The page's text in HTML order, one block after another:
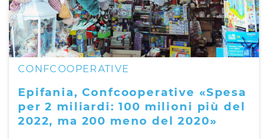
CONFCOOPERATIVE
Epifania, Confcooperative «Spesa
per 2 miliardi: 100 milioni più del
2022, ma 200 meno del 2020»